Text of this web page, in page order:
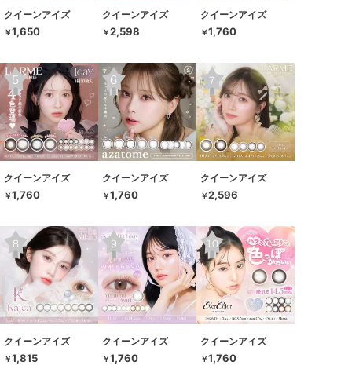
クイーンアイズ
￥1,650
クイーンアイズ
￥2,598
クイーンアイズ
￥1,760
クイーンアイズ
￥1,760
クイーンアイズ
￥1,760
クイーンアイズ
￥2,596
クイーンアイズ
￥1,815
クイーンアイズ
￥1,760
クイーンアイズ
￥1,760